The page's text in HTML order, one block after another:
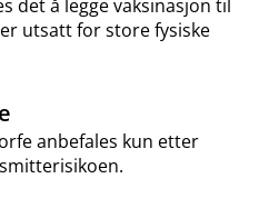
det å legge vaksinasjon til
utsatt for store fysiske
anbefales kun etter